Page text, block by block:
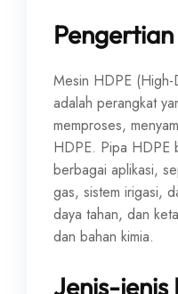
Mesin HDPE (High-
adalah perangkat
memproses,
HDPE. Pipa HDPE
berbagai aplikasi,
gas, sistem irigasi,
daya tahan, dan
dan bahan kimia.
Jenis-jenis